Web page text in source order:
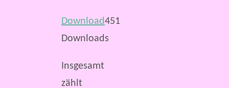
Download451
Downloads
Insgesamt
zählt